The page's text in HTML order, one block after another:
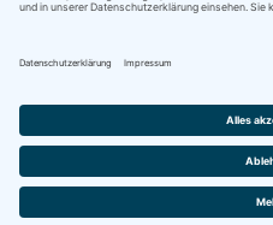
Copyright ©